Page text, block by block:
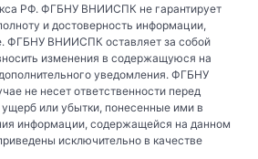
РФ. ФГБНУ ВНИИСПК не гарантирует
и достоверность информации,
ФГБНУ ВНИИСПК оставляет за собой
изменения в содержащуюся на
уведомления. ФГБНУ
не несет ответственности перед
или убытки, понесенные ими в
информации, содержащейся на данном
исключительно в качестве